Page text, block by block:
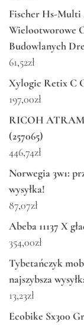
Fischer Hs-Multi
Wielootworowe
Budowlanych
61,52zł
Xylogic Retix C
197,00zł
RICOH
(257065)
446,74zł
Norwegia 3w1:
wysyłka!
87,07zł
Abeba 11137 X
354,00zł
Tybetańczyk
najszybsza
13,23zł
Ecobike Sx300